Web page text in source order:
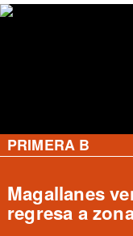
PRIMERA B
Magallanes
Temuco en
Ascenso